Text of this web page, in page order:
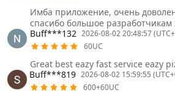
Имба приложение, очень
спасибо большое
Buff***132 2026-08-02 20:48:57
60UC
Great best eazy fast service eazy
Buff***819 2026-08-02 15:59:55
600+60UC